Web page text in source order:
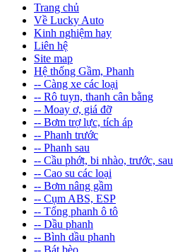
Trang chủ
Về Lucky Auto
Kinh nghiệm hay
Liên hệ
Site map
Hệ thống Gầm, Phanh
-- Càng xe các loại
-- Rô tuyn, thanh cân bằng
-- Moay ơ, giá đỡ
-- Bơm trợ lực, tích áp
-- Phanh trước
-- Phanh sau
-- Cầu phớt, bi nhào, trước, sau
-- Cao su các loại
-- Bơm nâng gầm
-- Cụm ABS, ESP
-- Tổng phanh ô tô
-- Dầu phanh
-- Bình dầu phanh
-- Bát bèo